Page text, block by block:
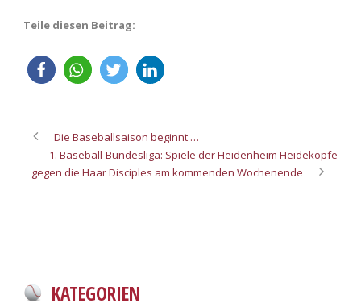
Teile diesen Beitrag:
Die Baseballsaison beginnt …
1. Baseball-Bundesliga: Spiele der Heidenheim Heideköpfe
gegen die Haar Disciples am kommenden Wochenende
KATEGORIEN